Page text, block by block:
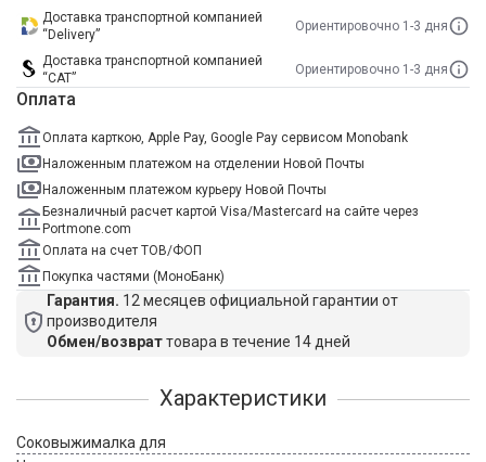
Доставка транспортной компанией
“Delivery”
Ориентировочно 1-3 дня
Доставка транспортной компанией
“САТ”
Ориентировочно 1-3 дня
Оплата
Оплата карткою, Apple Pay, Google Pay сервисом Monobank
Наложенным платежом на отделении Новой Почты
Наложенным платежом курьеру Новой Почты
Безналичный расчет картой Visa/Mastercard на сайте через
Portmone.com
Оплата на счет ТОВ/ФОП
Покупка частями (МоноБанк)
Гарантия. 12 месяцев официальной гарантии от
производителя
Обмен/возвраттовара в течение 14 дней
Характеристики
Соковыжималка для